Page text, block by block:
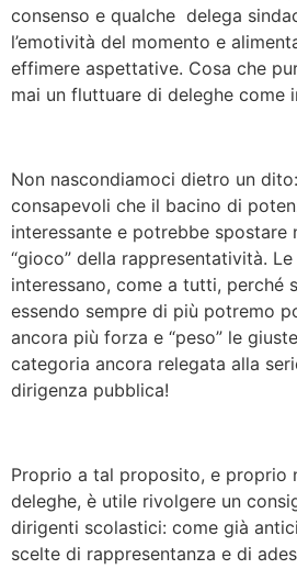
consenso e qualche delega
l’emotività del momento e
effimere aspettative. Cosa che
mai un fluttuare di deleghe come
Non nascondiamoci dietro un
consapevoli che il bacino di
interessante e potrebbe spostare
“gioco” della rappresentatività.
interessano, come a tutti, perché
essendo sempre di più potremo
ancora più forza e “peso” le
categoria ancora relegata alla
dirigenza pubblica!
Proprio a tal proposito, e proprio
deleghe, è utile rivolgere un
dirigenti scolastici: come già
scelte di rappresentanza e di